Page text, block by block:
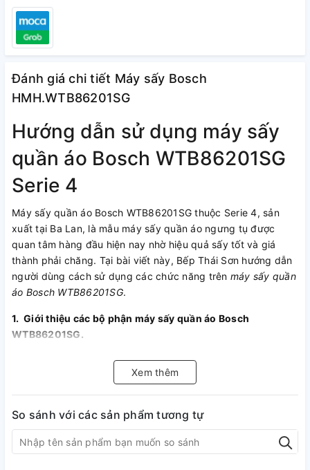
Đánh giá chi tiết Máy sấy Bosch
HMH.WTB86201SG
Hướng dẫn sử dụng máy sấy
quần áo Bosch WTB86201SG
Serie 4
Máy sấy quần áo Bosch WTB86201SG thuộc Serie 4, sản
xuất tại Ba Lan, là mẫu máy sấy quần áo ngưng tụ được
quan tâm hàng đầu hiện nay nhờ hiệu quả sấy tốt và giá
thành phải chăng. Tại bài viết này, Bếp Thái Sơn hướng dẫn
người dùng cách sử dụng các chức năng trên máy sấy quần
áo Bosch WTB86201SG.
1. Giới thiệu các bộ phận máy sấy quần áo Bosch
WTB86201SG.
1- Ngăn chứa nước ngưng tụ.
2- Khu vực điều khiển và màn hình hiển thị.
3- Lồng sấy
4- Cửa
Xem thêm
So sánh với các sản phẩm tương tự